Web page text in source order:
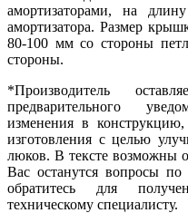
амортизаторами, на
амортизатора. Размер
80-100 мм со стороны
стороны.
*Производитель
предварительного
изменения в
изготовления с целью
люков. В тексте возможны
Вас останутся вопросы по
обратитесь для
техническому специалисту.